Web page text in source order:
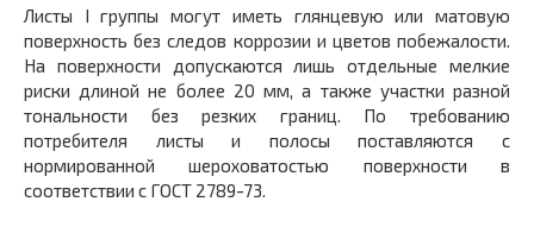
Листы I группы могут иметь глянцевую или матовую
поверхность без следов коррозии и цветов побежалости.
На поверхности допускаются лишь отдельные мелкие
риски длиной не более 20 мм, а также участки разной
тональности без резких границ. По требованию
потребителя листы и полосы поставляются с
нормированной шероховатостью поверхности в
соответствии с ГОСТ 2789-73.